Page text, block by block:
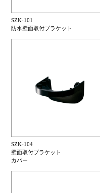
SZK-101
防水壁面取付ブラケット
SZK-104
壁面取付ブラケット
カバー